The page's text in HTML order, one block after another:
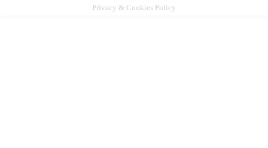
Privacy & Cookies Policy